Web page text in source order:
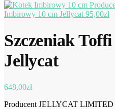
Imbirowy 10 cm Jellycat 95,00zł
Szczeniak
Jellycat
648,00zł
Producent JELLYCAT LIMITED